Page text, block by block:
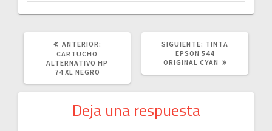
ANTERIOR:
CARTUCHO
ALTERNATIVO HP
74 XL NEGRO
SIGUIENTE: SIGUIENTE
POST:
TINTA
EPSON 544
ORIGINAL CYAN
Deja una respuesta